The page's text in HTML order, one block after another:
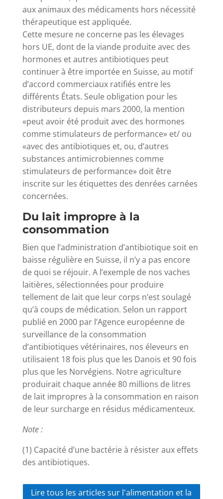
aux animaux des médicaments hors nécessité
thérapeutique est appliquée.
Cette mesure ne concerne pas les élevages
hors UE, dont de la viande produite avec des
hormones et autres antibiotiques peut
continuer à être importée en Suisse, au motif
d’accord commerciaux ratifiés entre les
différents États. Seule obligation pour les
distributeurs depuis mars 2000, la mention
«peut avoir été produit avec des hormones
comme stimulateurs de performance» et/ ou
«avec des antibiotiques et, ou, d’autres
substances antimicrobiennes comme
stimulateurs de performance» doit être
inscrite sur les étiquettes des denrées carnées
concernées.
Du lait impropre à la
consommation
Bien que l’administration d’antibiotique soit en
baisse régulière en Suisse, il n’y a pas encore
de quoi se réjouir. A l’exemple de nos vaches
laitières, sélectionnées pour produire
tellement de lait que leur corps n’est soulagé
qu’à coups de médication. Selon un rapport
publié en 2000 par l’Agence européenne de
surveillance de la consommation
d’antibiotiques vétérinaires, nos éleveurs en
utilisaient 18 fois plus que les Danois et 90 fois
plus que les Norvégiens. Notre agriculture
produirait chaque année 80 millions de litres
de lait impropres à la consommation en raison
de leur surcharge en résidus médicamenteux.
Note :
(1) Capacité d’une bactérie à résister aux effets
des antibiotiques.
Lire tous les articles sur l'alimentation et la